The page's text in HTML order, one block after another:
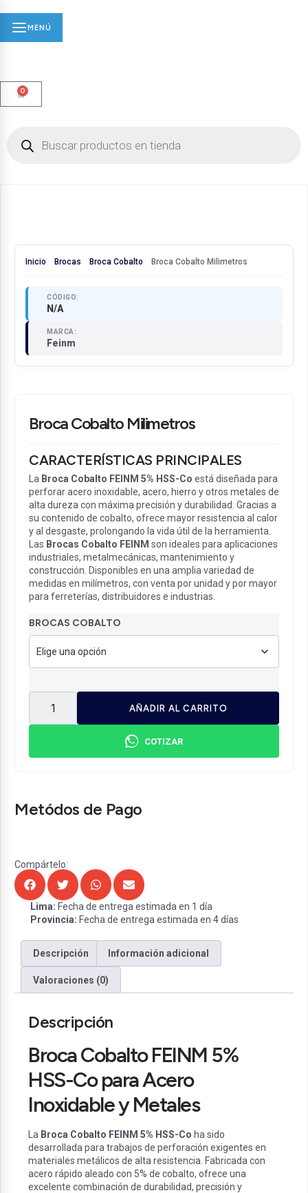
MENÚ
0
Inicio Brocas Broca Cobalto Broca Cobalto Milimetros
CÓDIGO:
N/A
MARCA:
Feinm
Broca Cobalto Milimetros
CARACTERÍSTICAS PRINCIPALES
La Broca Cobalto FEINM 5% HSS-Co está diseñada para
perforar acero inoxidable, acero, hierro y otros metales de
alta dureza con máxima precisión y durabilidad. Gracias a
su contenido de cobalto, ofrece mayor resistencia al calor
y al desgaste, prolongando la vida útil de la herramienta.
Las Brocas Cobalto FEINM son ideales para aplicaciones
industriales, metalmecánicas, mantenimiento y
construcción. Disponibles en una amplia variedad de
medidas en milímetros, con venta por unidad y por mayor
para ferreterías, distribuidores e industrias.
BROCAS COBALTO
AÑADIR AL CARRITO
COTIZAR
Metódos de Pago
Compártelo:
Lima: Fecha de entrega estimada en 1 día
Provincia: Fecha de entrega estimada en 4 días
Descripción Información adicional
Valoraciones (0)
Descripción
Broca Cobalto FEINM 5%
HSS-Co para Acero
Inoxidable y Metales
La Broca Cobalto FEINM 5% HSS-Co ha sido
desarrollada para trabajos de perforación exigentes en
materiales metálicos de alta resistencia. Fabricada con
acero rápido aleado con 5% de cobalto, ofrece una
excelente combinación de durabilidad, precisión y